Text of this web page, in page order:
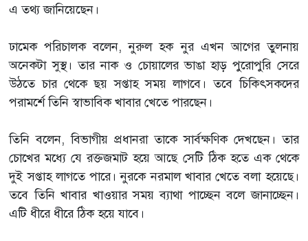
এ তথ্য জানিয়েছেন।
ঢামেক পরিচালক বলেন, নুরুল হক নুর এখন আগের তুলনায়
অনেকটা সুস্থ। তার নাক ও চোয়ালের ভাঙা হাড় পুরোপুরি সেরে
উঠতে চার থেকে ছয় সপ্তাহ সময় লাগবে। তবে চিকিৎসকদের
পরামর্শে তিনি স্বাভাবিক খাবার খেতে পারছেন।
তিনি বলেন, বিভাগীয় প্রধানরা তাকে সার্বক্ষণিক দেখছেন। তার
চোখের মধ্যে যে রক্তজমাট হয়ে আছে সেটি ঠিক হতে এক থেকে
দুই সপ্তাহ লাগতে পারে। নুরকে নরমাল খাবার খেতে বলা হয়েছে।
তবে তিনি খাবার খাওয়ার সময় ব্যাথা পাচ্ছেন বলে জানাচ্ছেন।
এটি ধীরে ধীরে ঠিক হয়ে যাবে।